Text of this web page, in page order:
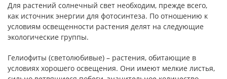
Для растений солнечный свет необходим, прежде всего,
как источник энергии для фотосинтеза. По отношению к
условиям освещенности растения делят на следующие
экологические группы.
Гелиофиты (светолюбивые) – растения, обитающие в
условиях хорошего освещения. Они имеют мелкие листья,